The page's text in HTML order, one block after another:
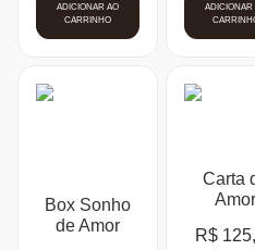
ADICIONAR AO
CARRINHO
ADICIONAR
Box Sonho
de Amor
Carta
R$